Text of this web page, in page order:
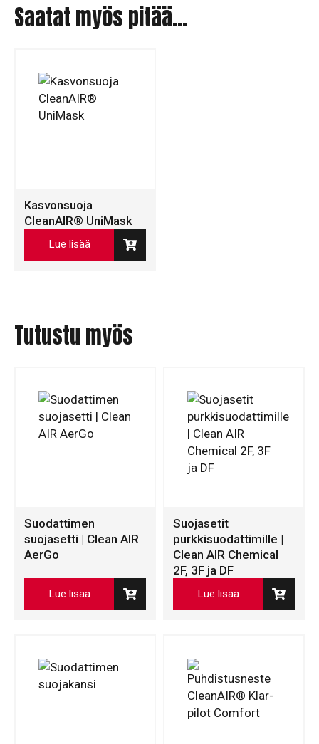
Saatat myös pitää...
Kasvonsuoja
CleanAIR® UniMask
Lue lisää
Tutustu myös
Suodattimen
suojasetti | Clean AIR
AerGo
Lue lisää
Suojasetit
purkkisuodattimille |
Clean AIR Chemical
2F, 3F ja DF
Lue lisää